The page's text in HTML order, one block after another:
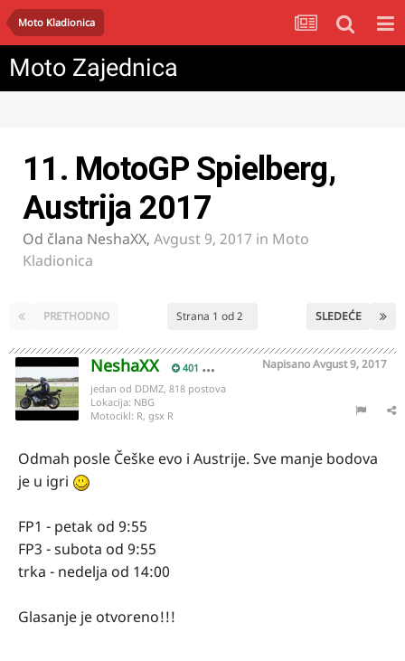
Moto Kladionica
Moto Zajednica
11. MotoGP Spielberg,
Austrija 2017
Od člana NeshaXX, Avgust 9, 2017 in Moto
Kladionica
PRETHODNO SLEDEĆE
Strana 1 od 2
NeshaXX 401 NapisanoAvgust 9, 2017
jedan od DDMZ, 818 postova
Lokacija: NBG
Motocikl: R, gsx R
Odmah posle Češke evo i Austrije. Sve manje bodova
je u igri
FP1 - petak od 9:55
FP3 - subota od 9:55
trka - nedelja od 14:00
Glasanje je otvoreno!!!